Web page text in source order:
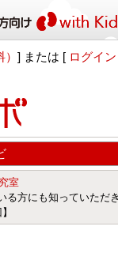
）] または [ ログイン
室
る方にも知っていただ